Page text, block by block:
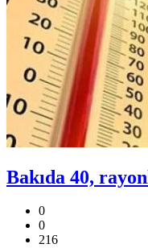
Bakıda 40,
0
0
216